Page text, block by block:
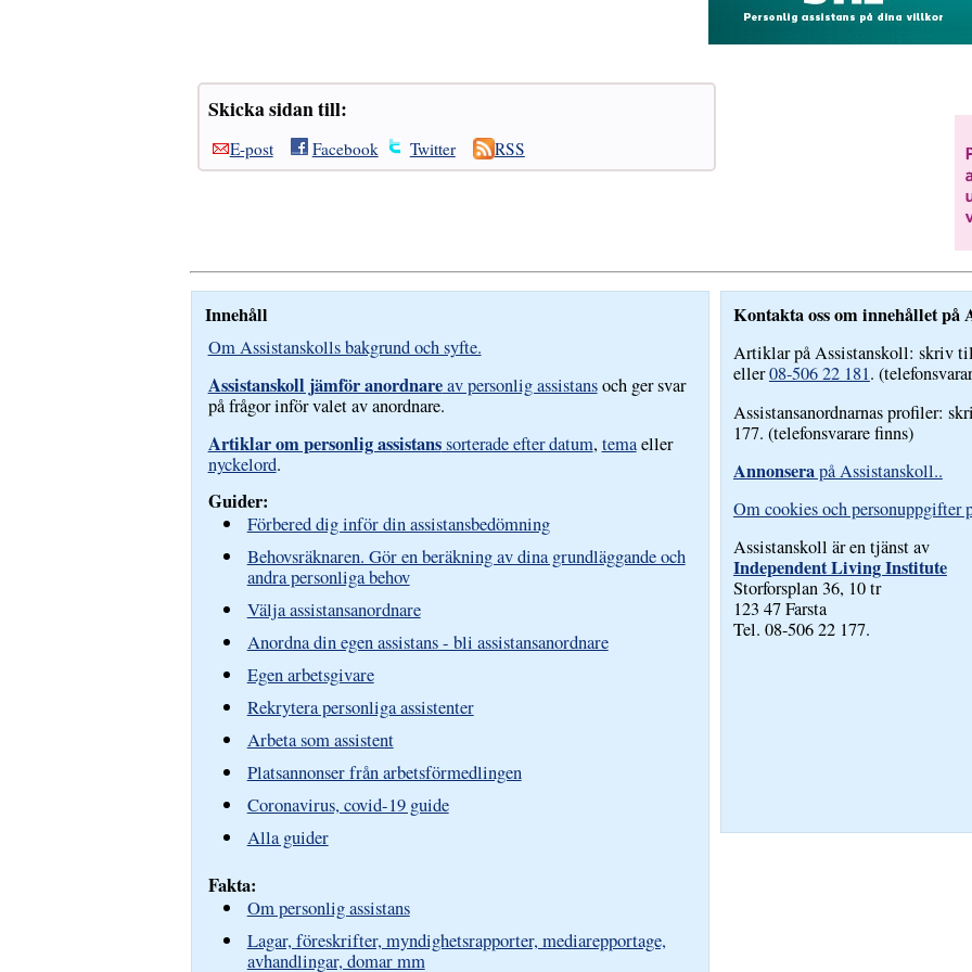
Skicka sidan till:
E-post Facebook Twitter RSS
Innehåll
Om Assistanskolls bakgrund och syfte.
Assistanskoll jämför anordnareav personlig assistansoch ger svar
på frågor inför valet av anordnare.
Artiklar om personlig assistanssorterade efter datum,temaeller
nyckelord.
Guider:
Förbered dig inför din assistansbedömning
Behovsräknaren. Gör en beräkning av dina grundläggande och
andra personliga behov
Välja assistansanordnare
Anordna din egen assistans - bli assistansanordnare
Egen arbetsgivare
Rekrytera personliga assistenter
Arbeta som assistent
Platsannonser från arbetsförmedlingen
Coronavirus, covid-19 guide
Alla guider
Fakta:
Om personlig assistans
Lagar, föreskrifter, myndighetsrapporter, mediarepportage,
avhandlingar, domar mm
Kontakta oss om innehållet på
Artiklar på Assistanskoll: skriv
eller08-506 22 181.
Assistansanordnarnas profiler:
177. (telefonsvarare finns)
Annonserapå Assistanskoll..
Om cookies och personuppgifter
Assistanskoll är en tjänst av
Independent Living Institute
Storforsplan 36, 10 tr
123 47 Farsta
Tel. 08-506 22 177.